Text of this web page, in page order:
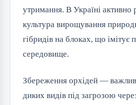
утримання. В Україні активно
культура вирощування
гібридів на блоках, що імітує
середовище.
Збереження орхідей —
диких видів під загрозою